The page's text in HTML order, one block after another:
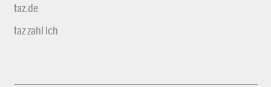
taz.de
taz zahl ich